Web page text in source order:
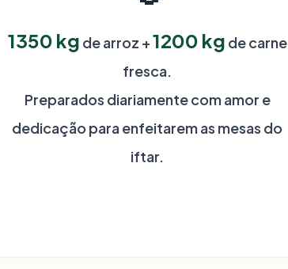
1350 kg de arroz +1200 kg de carne
fresca.
Preparados diariamente com amor e
dedicação para enfeitarem as mesas do
iftar.